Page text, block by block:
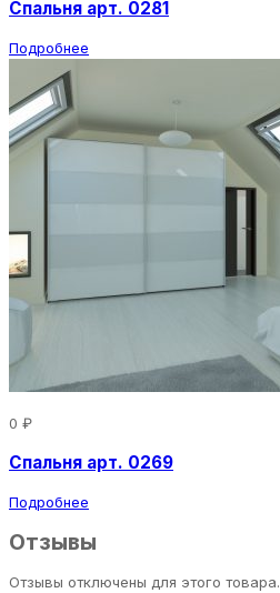
Спальня арт. 0281
Подробнее
0 ₽
Спальня арт. 0269
Подробнее
Отзывы
Отзывы отключены для этого товара.